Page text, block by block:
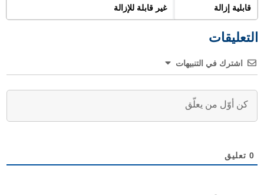
قابلية إزالة غير قابلة للإزالة
التعليقات
اشترك في التنبيهات
0 تعليق